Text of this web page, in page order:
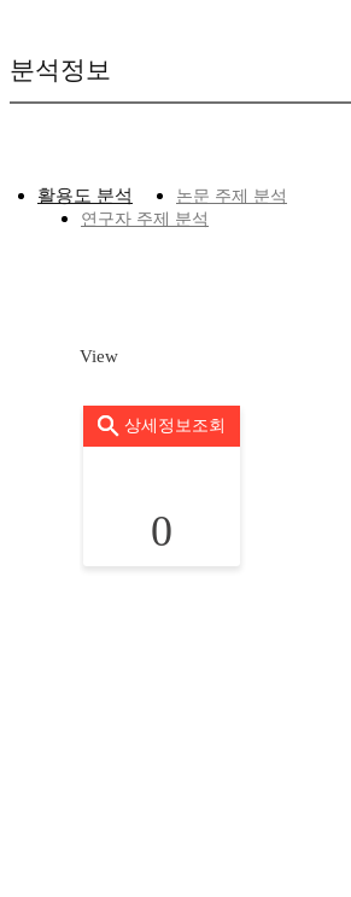
분석정보
활용도 분석
논문 주제 분석
연구자 주제 분석
View
상세정보조회
0